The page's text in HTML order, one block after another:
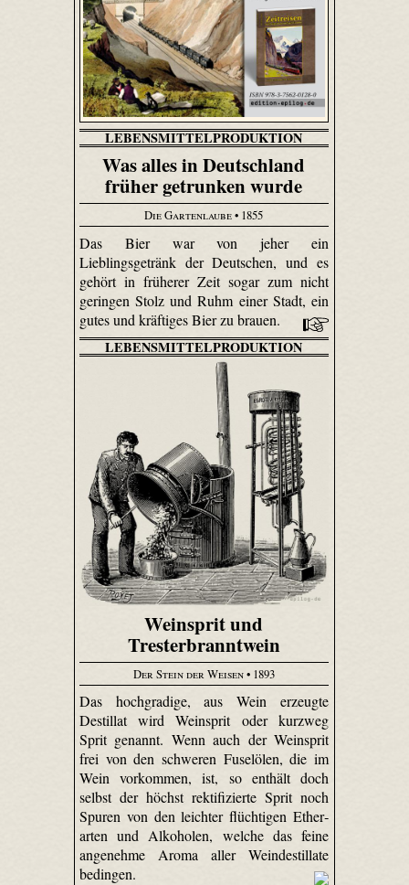
LEBENSMITTELPRODUKTION
Was alles in Deutschland
früher getrunken wurde
Die Gartenlaube• 1855
Das Bier war von jeher ein
Lieblingsgetränk der Deutschen, und es
gehört in früherer Zeit sogar zum nicht
geringen Stolz und Ruhm einer Stadt, ein
gutes und kräftiges Bier zu brauen.
LEBENSMITTELPRODUKTION
Weinsprit und
Tresterbranntwein
Der Stein der Weisen• 1893
Das hochgradige, aus Wein erzeugte
Destillat wird Weinsprit oder kurzweg
Sprit genannt. Wenn auch der Weinsprit
frei von den schweren Fuselölen, die im
Wein vorkommen, ist, so enthält doch
selbst der höchst rektifi­zierte Sprit noch
Spuren von den leichter flüchtigen Ether­
arten und Alkoholen, welche das feine
angenehme Aroma aller Weindestillate
bedingen.